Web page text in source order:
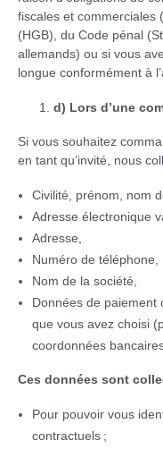
fiscales et commerciales
(HGB), du Code pénal
allemands) ou si vous
longue conformément à
d) Lors d’une
Si vous souhaitez
en tant qu’invité, nous
Civilité, prénom, nom
Adresse électronique
Adresse,
Numéro de téléphone,
Nom de la société,
Données de paiement
que vous avez choisi
coordonnées
Ces données sont
Pour pouvoir vous
contractuels ;